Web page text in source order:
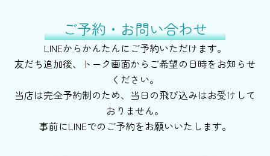
ご予約・お問い合わせ
LINEからかんたんにご予約いただけます。
友だち追加後、トーク画面からご希望の日時をお知らせ
ください。
当店は完全予約制のため、当日の飛び込みはお受けして
おりません。
事前にLINEでのご予約をお願いいたします。